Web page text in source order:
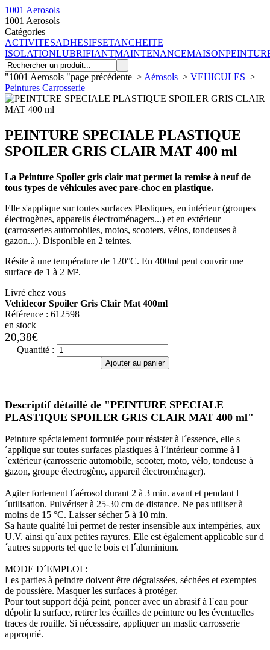
1001 Aerosols
1001 Aerosols
Catégories
ACTIVITESADHESIFSETANCHEITE
ISOLATIONLUBRIFIANTMAINTENANCEMAISON
"1001 Aerosols "page précédente > Aérosols > VEHICULES >
Peintures Carrosserie
PEINTURE SPECIALE PLASTIQUE
SPOILER GRIS CLAIR MAT 400 ml
La Peinture Spoiler gris clair mat permet la remise à neuf de
tous types de véhicules avec pare-choc en plastique.
Elle s'applique sur toutes surfaces Plastiques, en intérieur (groupes
électrogènes, appareils électroménagers...) et en extérieur
(carrosseries automobiles, motos, scooters, vélos, tondeuses à
gazon...). Disponible en 2 teintes.
Résite à une température de 120°C. En 400ml peut couvrir une
surface de 1 à 2 M².
Livré chez vous
Vehidecor Spoiler Gris Clair Mat 400ml
Référence : 612598
en stock
20,38€
Quantité :
Ajouter au panier
Descriptif détaillé de "PEINTURE SPECIALE
PLASTIQUE SPOILER GRIS CLAIR MAT 400 ml"
Peinture spécialement formulée pour résister à l´essence, elle s
´applique sur toutes surfaces plastiques à l´intérieur comme à l
´extérieur (carrosserie automobile, scooter, moto, vélo, tondeuse à
gazon, groupe électrogène, appareil électroménager).
Agiter fortement l´aérosol durant 2 à 3 min. avant et pendant l
´utilisation. Pulvériser à 25-30 cm de distance. Ne pas utiliser à
moins de 15 °C. Laisser sécher 5 à 10 min.
Sa haute qualité lui permet de rester insensible aux intempéries, aux
U.V. ainsi qu´aux petites rayures. Elle est également applicable sur d
´autres supports tel que le bois et l´aluminium.
MODE D´EMPLOI :
Les parties à peindre doivent être dégraissées, séchées et exemptes
de poussière. Masquer les surfaces à protéger.
Pour tout support déjà peint, poncer avec un abrasif à l´eau pour
dépolir la surface, retirer les écailles de peinture ou les éventuelles
traces de rouille. Si nécessaire, appliquer un mastic carrosserie
approprié.